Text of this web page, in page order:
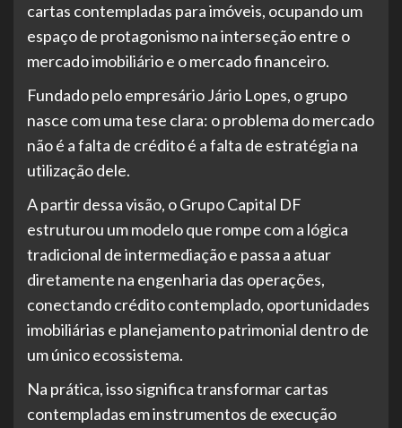
cartas contempladas para imóveis, ocupando um
espaço de protagonismo na interseção entre o
mercado imobiliário e o mercado financeiro.
Fundado pelo empresário Jário Lopes, o grupo
nasce com uma tese clara: o problema do mercado
não é a falta de crédito é a falta de estratégia na
utilização dele.
A partir dessa visão, o Grupo Capital DF
estruturou um modelo que rompe com a lógica
tradicional de intermediação e passa a atuar
diretamente na engenharia das operações,
conectando crédito contemplado, oportunidades
imobiliárias e planejamento patrimonial dentro de
um único ecossistema.
Na prática, isso significa transformar cartas
contempladas em instrumentos de execução